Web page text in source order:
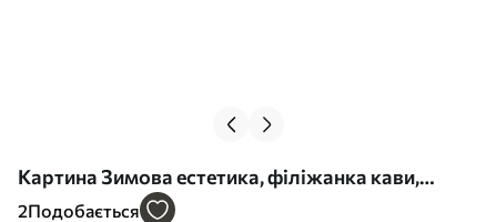
Картина Зимова естетика, філіжанка кави,
ресторан, вулиця міста Арт. s42794
2Подобається